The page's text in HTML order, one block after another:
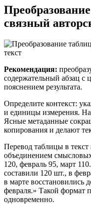
связный
Рекомендация:
содержательный абзац
пояснением результата.
Определите контекст:
и единицы измерения.
Ясные метаданные
копирования и делают
Перевод таблицы в текст
объединением
120, февраль 95, март
составили 120 шт., в
в марте восстановились
февраля.» Такой формат
одновременно.